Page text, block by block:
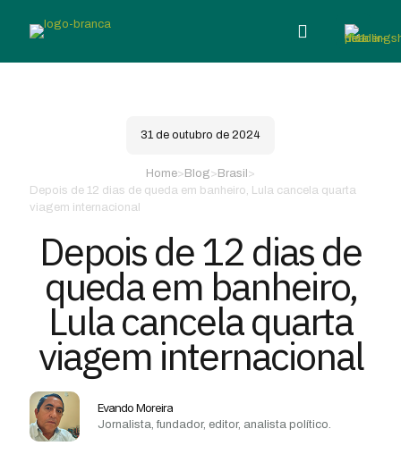
31 de outubro de 2024
Home> Blog> Brasil >
Depois de 12 dias de queda em banheiro, Lula cancela quarta
viagem internacional
Depois de 12 dias de
queda em banheiro,
Lula cancela quarta
viagem internacional
Evando Moreira
Jornalista, fundador, editor, analista político.